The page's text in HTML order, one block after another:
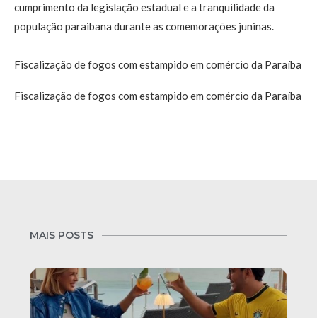
cumprimento da legislação estadual e a tranquilidade da
população paraibana durante as comemorações juninas.
Fiscalização de fogos com estampido em comércio da Paraíba
Fiscalização de fogos com estampido em comércio da Paraíba
MAIS POSTS